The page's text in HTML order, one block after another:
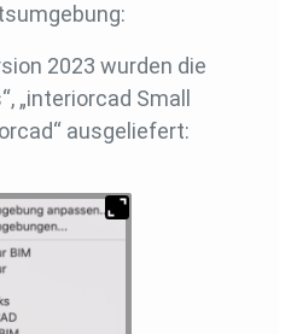
2023 wurden die
„interiorcad Small
ausgeliefert: